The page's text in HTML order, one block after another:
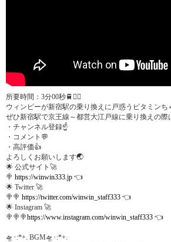
所要時間：3分00秒🚆🏃‍♂️
ウィンピーが新宿駅の乗り換えに戸惑うビタミンち
ぜひ新宿駅で京王線～都営大江戸線に乗り換えの
・チャンネル登録☝️
・コメント💬
・高評価👍
よろしくお願いします🌏
🌟 公式サイト🚀
🍭 https://winwin333.jp 👈
🌟 Twitter 🚀
🍭🍭 https://twitter.com/winwin_staff333 👈
🌟 Instagram 🚀
🍭🍭🍭https://www.instagram.com/winwin_staff333 👈
🛸･:*+. BGM🛸･:*+.